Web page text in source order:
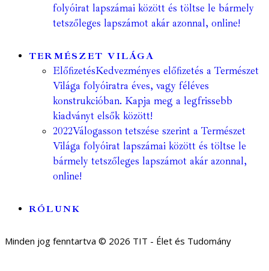
folyóirat lapszámai között és töltse le bármely
tetszőleges lapszámot akár azonnal, online!
TERMÉSZET VILÁGA
ElőfizetésKedvezményes előfizetés a Természet
Világa folyóiratra éves, vagy féléves
konstrukcióban. Kapja meg a legfrissebb
kiadványt elsők között!
2022Válogasson tetszése szerint a Természet
Világa folyóirat lapszámai között és töltse le
bármely tetszőleges lapszámot akár azonnal,
online!
RÓLUNK
Minden jog fenntartva © 2026 TIT - Élet és Tudomány